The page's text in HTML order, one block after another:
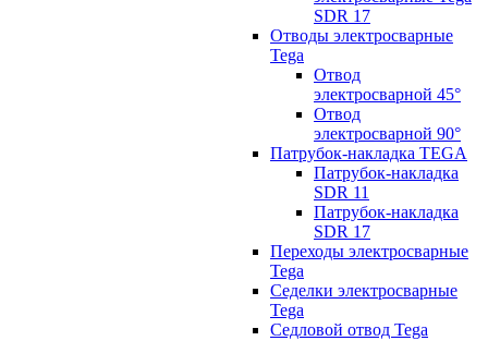
SDR 17
Отводы электросварные
Tega
Отвод
электросварной 45°
Отвод
электросварной 90°
Патрубок-накладка TEGA
Патрубок-накладка
SDR 11
Патрубок-накладка
SDR 17
Переходы электросварные
Tega
Седелки электросварные
Tega
Седловой отвод Tega